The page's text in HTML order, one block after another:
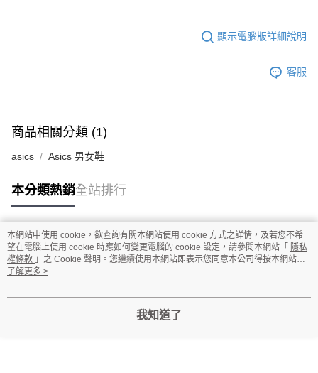
顯示電腦版詳細說明
客服
商品相關分類 (1)
asics Asics 男女鞋
本分類熱銷全站排行
熱門標籤
本網站中使用 cookie，欲查詢有關本網站使用 cookie 方式之詳情，及若您不希
望在電腦上使用 cookie 時應如何變更電腦的 cookie 設定，請參閱本網站「 隱私
權條款 」之 Cookie 聲明。您繼續使用本網站即表示您同意本公司得按本網站使
用條款之 Cookie 聲明使用 cookie。
了解更多 >
我知道了